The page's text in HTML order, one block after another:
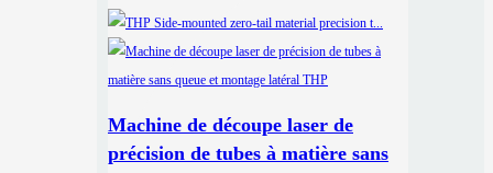
Machine de découpe laser de
précision de tubes à matière sans